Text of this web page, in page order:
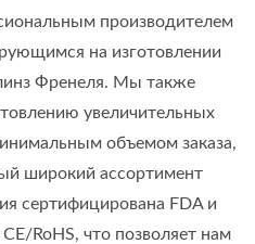
производителем
на изготовлении
Френеля. Мы также
увеличительных
объемом заказа,
широкий ассортимент
сертифицирована FDA и
RoHS, что позволяет нам